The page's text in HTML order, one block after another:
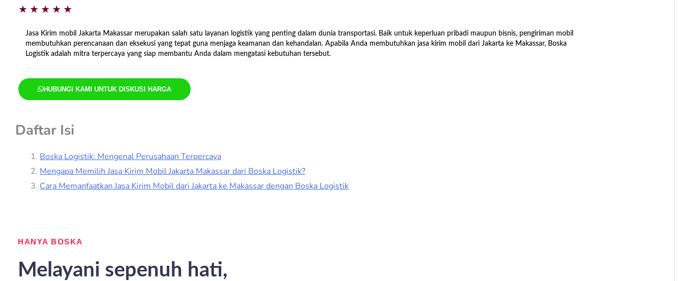
★ ★ ★ ★ ★
5
Jasa Kirim mobil Jakarta Makassar merupakan salah satu layanan logistik yang penting dalam dunia transportasi. Baik untuk keperluan pribadi maupun bisnis, pengiriman mobil
membutuhkan perencanaan dan eksekusi yang tepat guna menjaga keamanan dan kehandalan. Apabila Anda membutuhkan jasa kirim mobil dari Jakarta ke Makassar, Boska
Logistik adalah mitra terpercaya yang siap membantu Anda dalam mengatasi kebutuhan tersebut.
HUBUNGI KAMI UNTUK DISKUSI HARGA
Daftar Isi
Boska Logistik: Mengenal Perusahaan Terpercaya
Mengapa Memilih Jasa Kirim Mobil Jakarta Makassar dari Boska Logistik?
Cara Memanfaatkan Jasa Kirim Mobil dari Jakarta ke Makassar dengan Boska Logistik
HANYA BOSKA
Melayani sepenuh hati,